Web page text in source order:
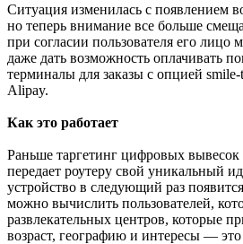
Ситуация изменилась с появлением
но теперь внимание все больше
при согласии пользователя его
даже дать возможность оплачивать
терминалы для заказы с опцией
Alipay.
Как это работает
Раньше таргетинг цифровых
передает роутеру свой уникальный
устройство в следующий раз
можно вычислить пользователей,
развлекательных центров, которые
возраст, географию и интересы —